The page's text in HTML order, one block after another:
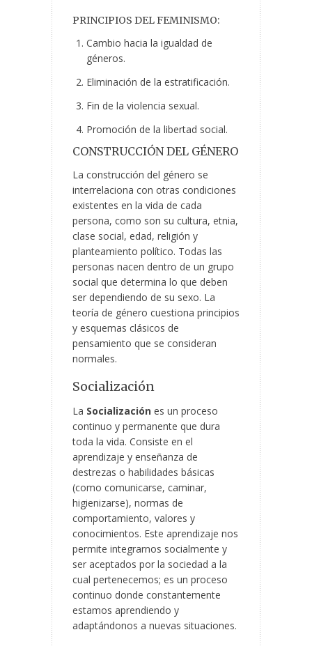
PRINCIPIOS DEL FEMINISMO:
Cambio hacia la igualdad de
géneros.
Eliminación de la estratificación.
Fin de la violencia sexual.
Promoción de la libertad social.
CONSTRUCCIÓN DEL GÉNERO
La construcción del género se
interrelaciona con otras condiciones
existentes en la vida de cada
persona, como son su cultura, etnia,
clase social, edad, religión y
planteamiento político. Todas las
personas nacen dentro de un grupo
social que determina lo que deben
ser dependiendo de su sexo. La
teoría de género cuestiona principios
y esquemas clásicos de
pensamiento que se consideran
normales.
Socialización
La Socialización es un proceso
continuo y permanente que dura
toda la vida. Consiste en el
aprendizaje y enseñanza de
destrezas o habilidades básicas
(como comunicarse, caminar,
higienizarse), normas de
comportamiento, valores y
conocimientos. Este aprendizaje nos
permite integrarnos socialmente y
ser aceptados por la sociedad a la
cual pertenecemos; es un proceso
continuo donde constantemente
estamos aprendiendo y
adaptándonos a nuevas situaciones.